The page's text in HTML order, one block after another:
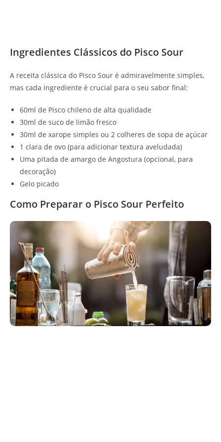
Ingredientes Clássicos do Pisco Sour
A receita clássica do Pisco Sour é admiravelmente simples,
mas cada ingrediente é crucial para o seu sabor final:
60ml de Pisco chileno de alta qualidade
30ml de suco de limão fresco
30ml de xarope simples ou 2 colheres de sopa de açúcar
1 clara de ovo (para adicionar textura aveludada)
Uma pitada de amargo de Angostura (opcional, para
decoração)
Gelo picado
Como Preparar o Pisco Sour Perfeito